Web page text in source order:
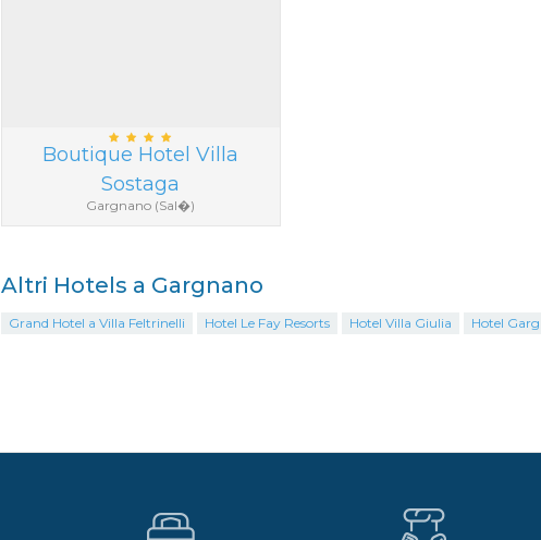
Boutique Hotel Villa
Sostaga
Gargnano (Sal�)
Altri Hotels a Gargnano
Grand Hotel a Villa Feltrinelli Hotel Le Fay Resorts Hotel Villa Giulia Hotel